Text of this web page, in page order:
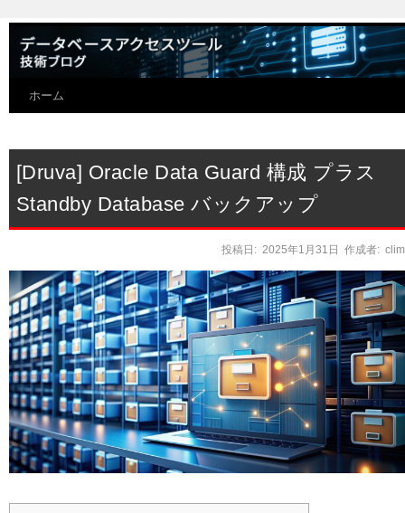
ホーム
[Druva] Oracle Data Guard 構成 プラス
Standby Database バックアップ
投稿日: 2025年1月31日 作成者: